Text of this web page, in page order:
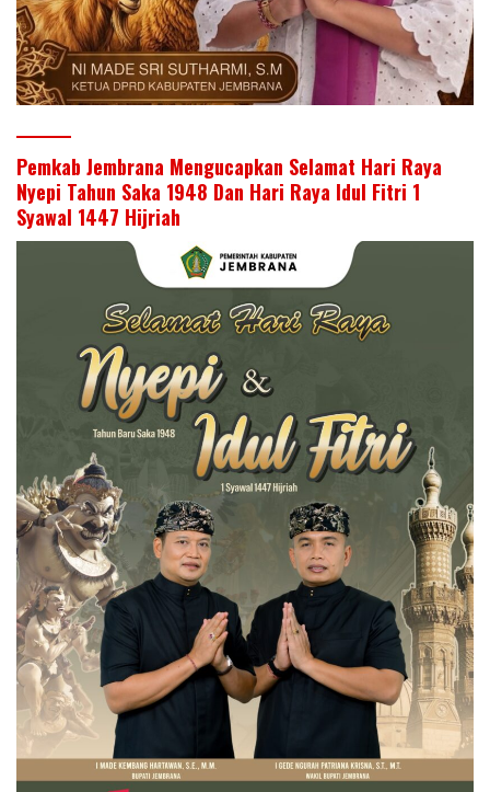
Pemkab Jembrana Mengucapkan Selamat Hari Raya
Nyepi Tahun Saka 1948 Dan Hari Raya Idul Fitri 1
Syawal 1447 Hijriah